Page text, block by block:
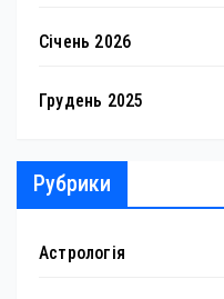
Січень 2026
Грудень 2025
Рубрики
Астрологія